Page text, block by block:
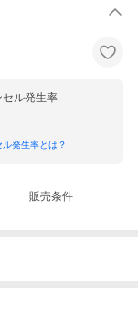
ル発生率
発生率とは？
販売条件